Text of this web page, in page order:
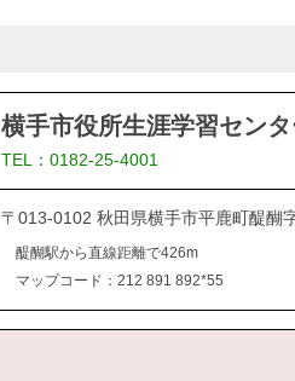
横手市役所生涯学習セン
TEL：0182-25-4001
〒013-0102 秋田県横手市平鹿町醍醐
醍醐駅から直線距離で426m
マップコード：212 891 892*55